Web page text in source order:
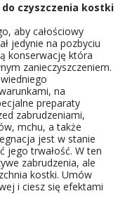
do czyszczenia kostki
aby całościowy
jedynie na pozbyciu
konserwację która
zanieczyszczeniem.
na
preparaty
zabrudzeniami,
mchu, a także
jest w stanie
jego trwałość. W ten
zabrudzenia, ale
kostki. Umów
i ciesz się efektami